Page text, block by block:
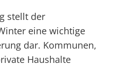
stellt der
eine wichtige
dar. Kommunen,
Haushalte